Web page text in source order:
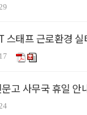
스태프 근로환경
고 사무국 휴일 안